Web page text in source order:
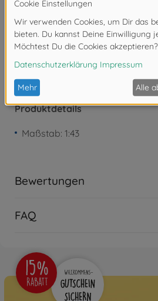
Achtung! Nicht für Kinder unter
Produktdetails
Maßstab: 1:43
Bewertungen
FAQ